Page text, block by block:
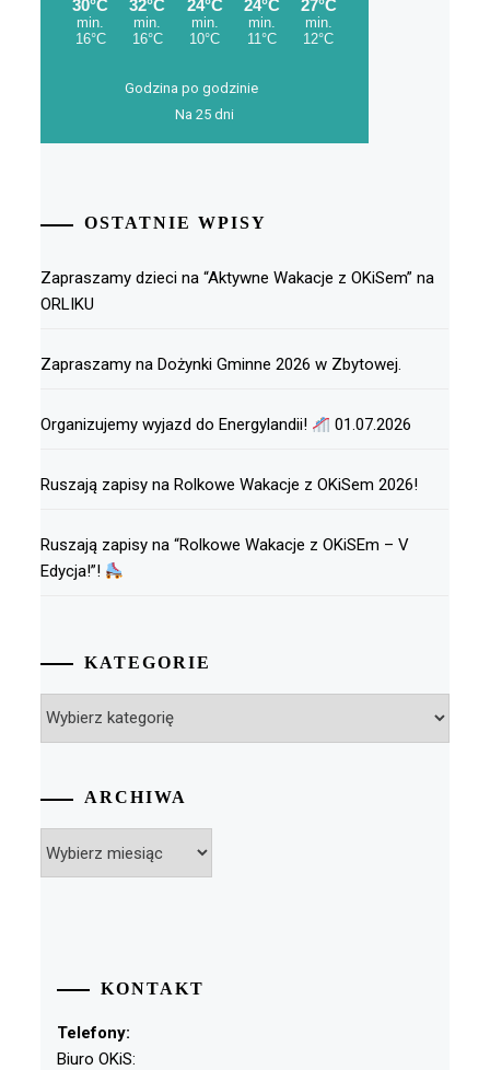
Godzina po godzinie
Na 25 dni
OSTATNIE WPISY
Zapraszamy dzieci na “Aktywne Wakacje z OKiSem” na
ORLIKU
Zapraszamy na Dożynki Gminne 2026 w Zbytowej.
Organizujemy wyjazd do Energylandii! 01.07.2026
Ruszają zapisy na Rolkowe Wakacje z OKiSem 2026!
Ruszają zapisy na “Rolkowe Wakacje z OKiSEm – V
Edycja!”!
KATEGORIE
ARCHIWA
KONTAKT
Telefony:
Biuro OKiS: